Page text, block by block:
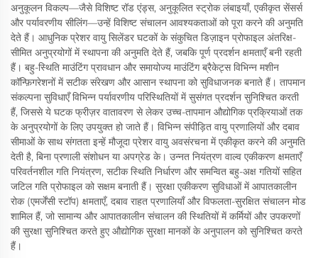
अनुकूलन विकल्प—जैसे विशिष्ट रॉड एंड्स, अनुकूलित स्ट्रोक लंबाइयाँ, एकीकृत सेंसर्स
और पर्यावरणीय सीलिंग—उन्हें विशिष्ट संचालन आवश्यकताओं को पूरा करने की अनुमति
देते हैं। आधुनिक प्रेशर वायु सिलेंडर घटकों के संकुचित डिज़ाइन प्रोफाइल अंतरिक्ष-
सीमित अनुप्रयोगों में स्थापना की अनुमति देते हैं, जबकि पूर्ण प्रदर्शन क्षमताएँ बनी रहती
हैं। बहु-स्थिति माउंटिंग प्रावधान और समायोज्य माउंटिंग ब्रैकेट्स विभिन्न मशीन
कॉन्फ़िगरेशनों में सटीक संरेखण और आसान स्थापना को सुविधाजनक बनाते हैं। तापमान
संकल्पना सुविधाएँ विभिन्न पर्यावरणीय परिस्थितियों में सुसंगत प्रदर्शन सुनिश्चित करती
हैं, जिससे ये घटक फ्रीज़र वातावरण से लेकर उच्च-तापमान औद्योगिक प्रक्रियाओं तक
के अनुप्रयोगों के लिए उपयुक्त हो जाते हैं। विभिन्न संपीड़ित वायु प्रणालियों और दबाव
सीमाओं के साथ संगतता इन्हें मौजूदा प्रेशर वायु अवसंरचना में एकीकृत करने की अनुमति
देती है, बिना प्रणाली संशोधन या अपग्रेड के। उन्नत नियंत्रण वाल्व एकीकरण क्षमताएँ
परिवर्तनशील गति नियंत्रण, सटीक स्थिति निर्धारण और समन्वित बहु-अक्ष गतियों सहित
जटिल गति प्रोफाइल को सक्षम बनाती हैं। सुरक्षा एकीकरण सुविधाओं में आपातकालीन
रोक (एमर्जेंसी स्टॉप) क्षमताएँ, दबाव राहत प्रणालियाँ और विफलता-सुरक्षित संचालन मोड
शामिल हैं, जो सामान्य और आपातकालीन संचालन की स्थितियों में कर्मियों और उपकरणों
की सुरक्षा सुनिश्चित करते हुए औद्योगिक सुरक्षा मानकों के अनुपालन को सुनिश्चित करते
हैं।